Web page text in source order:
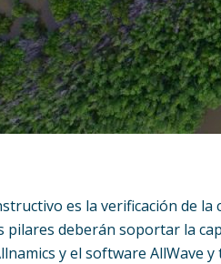
es la verificación de
deberán soportar la
y el software